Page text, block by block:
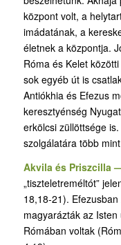
központ volt, a
imádatának, a
életnek a központja.
Róma és Kelet
sok egyéb út is
Antiókhia és Efezus
keresztyénség
erkölcsi züllöttsége
szolgálatára több
Akvila és Priszcilla
„tiszteletreméltót”
18,18-21).
magyarázták az
Rómában voltak